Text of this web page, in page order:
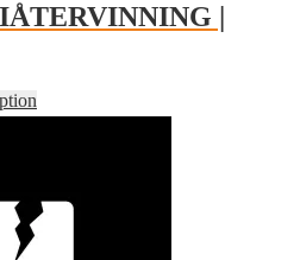
|